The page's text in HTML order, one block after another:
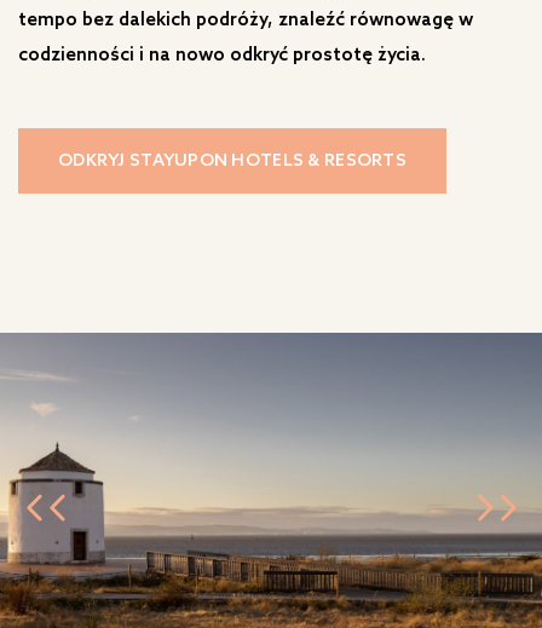
tempo bez dalekich podróży, znaleźć równowagę w
codzienności i na nowo odkryć prostotę życia.
ODKRYJ STAYUPON HOTELS & RESORTS